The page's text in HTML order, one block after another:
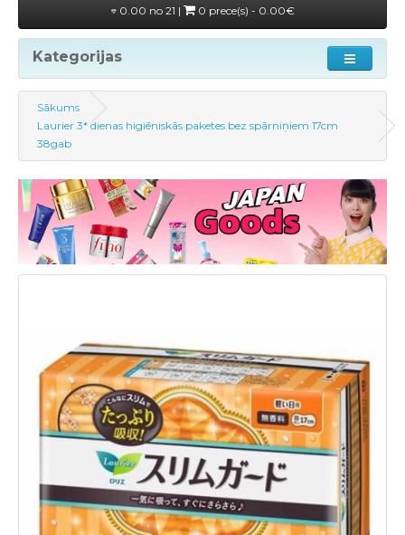
0.00 no 21 | 0 prece(s) - 0.00€
Kategorijas
Sākums
Laurier 3* dienas higiēniskās paketes bez spārniņiem 17cm
38gab